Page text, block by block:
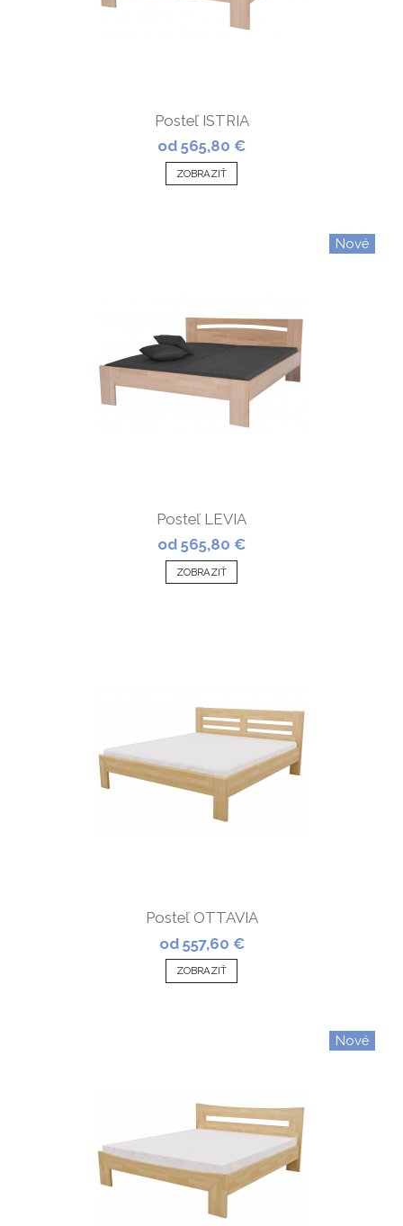
Posteľ ISTRIA
od 565,80 €
ZOBRAZIŤ
Nové
Posteľ LEVIA
od 565,80 €
ZOBRAZIŤ
Posteľ OTTAVIA
od 557,60 €
ZOBRAZIŤ
Nové